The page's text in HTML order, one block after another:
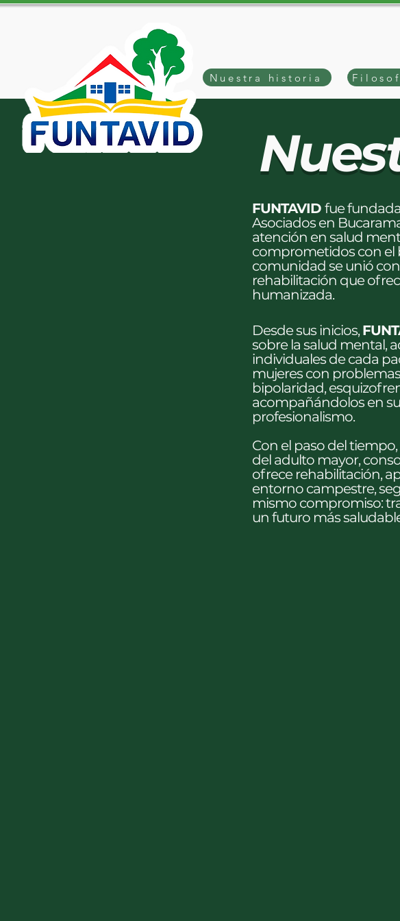
Nuestra historia
FUNTAVID fue
Asociados en
atención en salud
comprometidos con el
comunidad se unió
rehabilitación que
humanizada.
Desde sus inicios,
sobre la salud mental,
individuales de cada
mujeres con
bipolaridad,
acompañándolos en
profesionalismo.
Con el paso del
del adulto mayor,
ofrece rehabilitación,
entorno campestre,
mismo compromiso:
un futuro más